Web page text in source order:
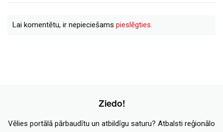
Lai komentētu, ir nepieciešams pieslēgties.
Ziedo!
Vēlies portālā pārbaudītu un atbildīgu saturu? Atbalsti reģionālo